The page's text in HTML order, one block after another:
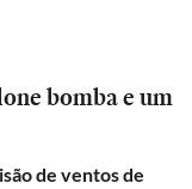
bomba e um
de ventos de